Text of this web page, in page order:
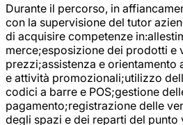
Durante il percorso, in
con la supervisione del tutor
di acquisire competenze
merce;esposizione dei prodotti e
prezzi;assistenza e orientamento
e attività promozionali;utilizzo
codici a barre e POS;gestione
pagamento;registrazione delle
degli spazi e dei reparti del